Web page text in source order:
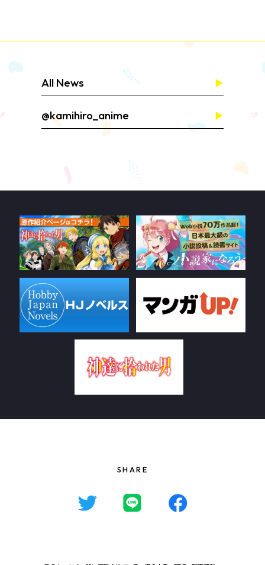
All News
@kamihiro_anime
SHARE